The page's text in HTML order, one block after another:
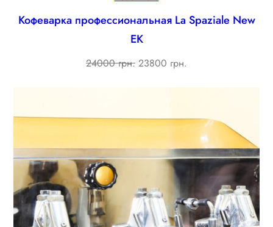
Кофеварка профессиональная La Spaziale New
EK
24000 грн. Original
23800 грн.